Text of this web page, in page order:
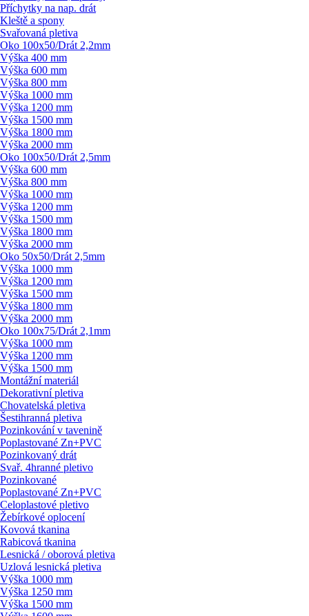
Příchytky na nap. drát
Kleště a spony
Svařovaná pletiva
Oko 100x50/Drát 2,2mm
Výška 400 mm
Výška 600 mm
Výška 800 mm
Výška 1000 mm
Výška 1200 mm
Výška 1500 mm
Výška 1800 mm
Výška 2000 mm
Oko 100x50/Drát 2,5mm
Výška 600 mm
Výška 800 mm
Výška 1000 mm
Výška 1200 mm
Výška 1500 mm
Výška 1800 mm
Výška 2000 mm
Oko 50x50/Drát 2,5mm
Výška 1000 mm
Výška 1200 mm
Výška 1500 mm
Výška 1800 mm
Výška 2000 mm
Oko 100x75/Drát 2,1mm
Výška 1000 mm
Výška 1200 mm
Výška 1500 mm
Montážní materiál
Dekorativní pletiva
Chovatelská pletiva
Šestihranná pletiva
Pozinkování v tavenině
Poplastované Zn+PVC
Pozinkovaný drát
Svař. 4hranné pletivo
Pozinkované
Poplastované Zn+PVC
Celoplastové pletivo
Žebírkové oplocení
Kovová tkanina
Rabicová tkanina
Lesnická / oborová pletiva
Uzlová lesnická pletiva
Výška 1000 mm
Výška 1250 mm
Výška 1500 mm